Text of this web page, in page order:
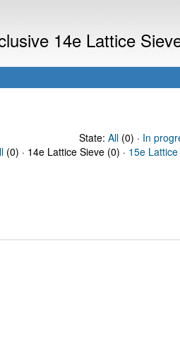
14e Lattice
State: All(0) · In
(0) · 14e Lattice Sieve (0) · 15e